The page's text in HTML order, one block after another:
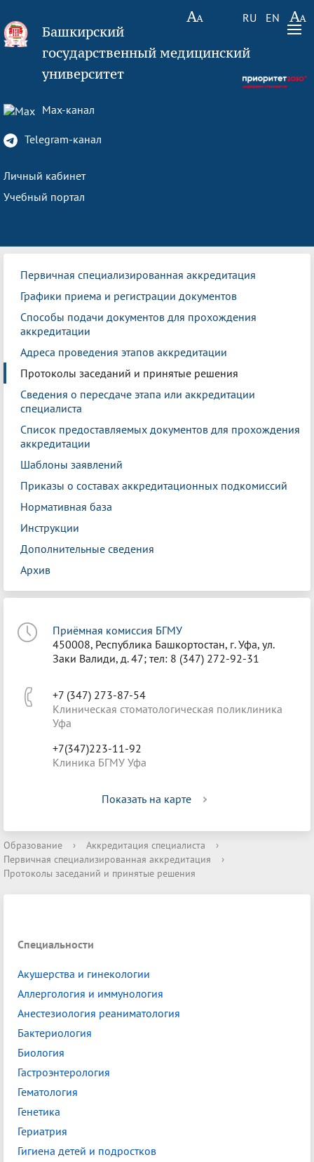
RU EN
Башкирский
государственный медицинский
университет
Max-канал
Telegram-канал
Личный кабинет
Учебный портал
Первичная специализированная аккредитация
Графики приема и регистрации документов
Способы подачи документов для прохождения
аккредитации
Адреса проведения этапов аккредитации
Протоколы заседаний и принятые решения
Сведения о пересдаче этапа или аккредитации
специалиста
Список предоставляемых документов для прохождения
аккредитации
Шаблоны заявлений
Приказы о составах аккредитационных подкомиссий
Нормативная база
Инструкции
Дополнительные сведения
Архив
Приёмная комиссия БГМУ
450008, Республика Башкортостан, г. Уфа, ул.
Заки Валиди, д. 47; тел: 8 (347) 272-92-31
+7 (347) 273-87-54
Клиническая стоматологическая поликлиника
Уфа
+7(347)223-11-92
Клиника БГМУ Уфа
Показать на карте
Образование › Аккредитация специалиста
›
Первичная специализированная аккредитация
›
Протоколы заседаний и принятые решения
Специальности
Акушерства и гинекологии
Аллергология и иммунология
Анестезиология реаниматология
Бактериология
Биология
Гастроэнтерология
Гематология
Генетика
Гериатрия
Гигиена детей и подростков